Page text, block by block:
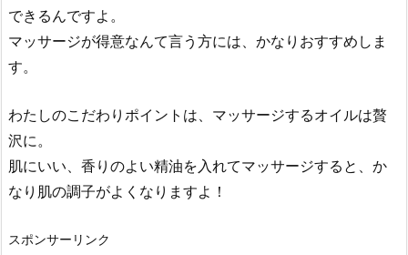
できるんですよ。
マッサージが得意なんて言う方には、かなりおすすめしま
す。
わたしのこだわりポイントは、マッサージするオイルは贅
沢に。
肌にいい、香りのよい精油を入れてマッサージすると、か
なり肌の調子がよくなりますよ！
スポンサーリンク